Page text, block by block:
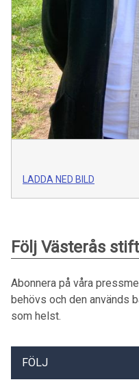
LADDA NED BILD
Följ Västerås
Abonnera på våra
behövs och den används
som helst.
FÖLJ